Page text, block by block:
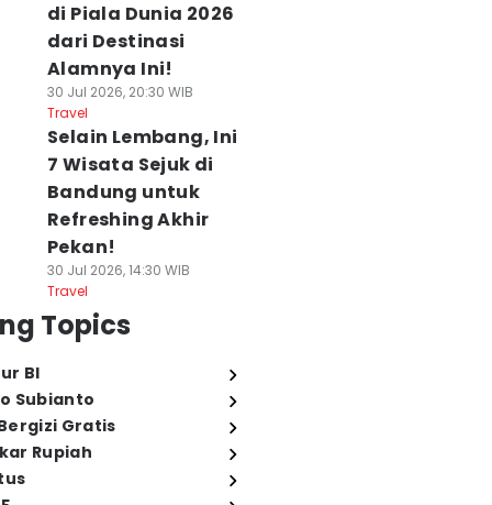
di Piala Dunia 2026
dari Destinasi
Alamnya Ini!
30 Jul 2026, 20:30 WIB
Travel
Selain Lembang, Ini
7 Wisata Sejuk di
Bandung untuk
Refreshing Akhir
Pekan!
30 Jul 2026, 14:30 WIB
Travel
Topics
BI
Subianto
Gratis
Rupiah